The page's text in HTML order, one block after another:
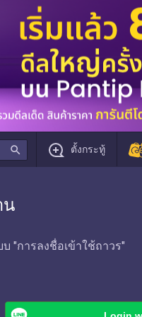
search ตั้งกระทู้
น
"การลงชื่อเข้าใช้ถาวร"